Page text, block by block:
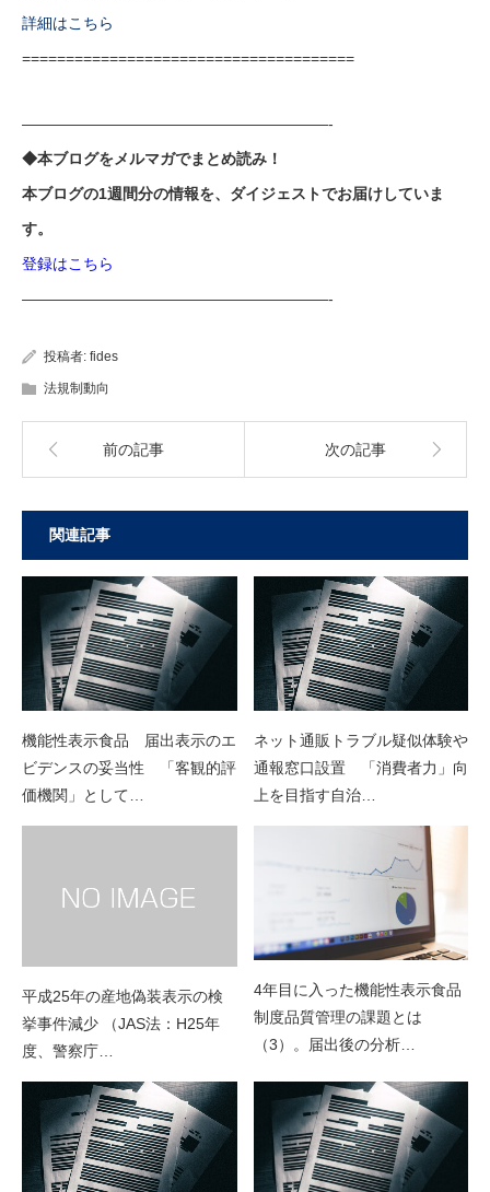
詳細はこちら
======================================
————————————————————-
◆本ブログをメルマガでまとめ読み！
本ブログの1週間分の情報を、ダイジェストでお届けしていま
す。
登録はこちら
————————————————————-
投稿者: fides
法規制動向
前の記事 次の記事
関連記事
機能性表示食品 届出表示のエ
ビデンスの妥当性 「客観的評
価機関」として…
ネット通販トラブル疑似体験や
通報窓口設置 「消費者力」向
上を目指す自治…
平成25年の産地偽装表示の検
挙事件減少 （JAS法：H25年
度、警察庁…
4年目に入った機能性表示食品
制度品質管理の課題とは
（3）。届出後の分析…